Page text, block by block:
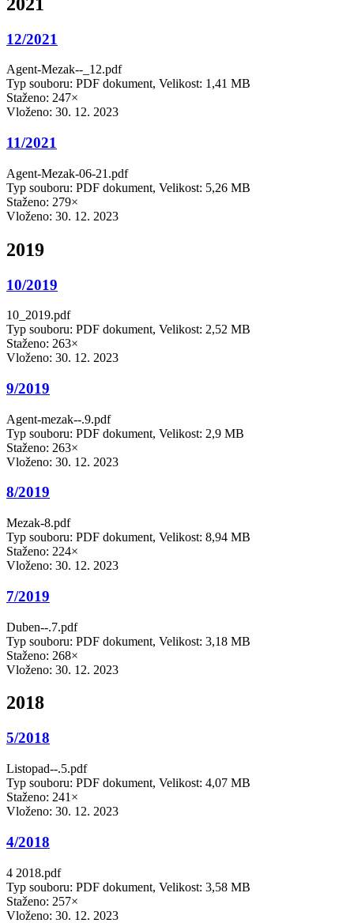
12/2021
Agent-Mezak--_12.pdf
Typ souboru: PDF dokument, Velikost: 1,41 MB
Staženo: 247×
Vloženo: 30. 12. 2023
11/2021
Agent-Mezak-06-21.pdf
Typ souboru: PDF dokument, Velikost: 5,26 MB
Staženo: 279×
Vloženo: 30. 12. 2023
2019
10/2019
10_2019.pdf
Typ souboru: PDF dokument, Velikost: 2,52 MB
Staženo: 263×
Vloženo: 30. 12. 2023
9/2019
Agent-mezak--.9.pdf
Typ souboru: PDF dokument, Velikost: 2,9 MB
Staženo: 263×
Vloženo: 30. 12. 2023
8/2019
Mezak-8.pdf
Typ souboru: PDF dokument, Velikost: 8,94 MB
Staženo: 224×
Vloženo: 30. 12. 2023
7/2019
Duben--.7.pdf
Typ souboru: PDF dokument, Velikost: 3,18 MB
Staženo: 268×
Vloženo: 30. 12. 2023
2018
5/2018
Listopad--.5.pdf
Typ souboru: PDF dokument, Velikost: 4,07 MB
Staženo: 241×
Vloženo: 30. 12. 2023
4/2018
4 2018.pdf
Typ souboru: PDF dokument, Velikost: 3,58 MB
Staženo: 257×
Vloženo: 30. 12. 2023